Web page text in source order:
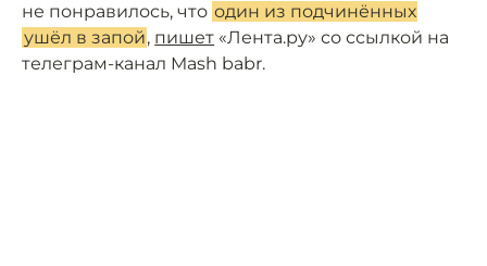
не понравилось, что один из подчинённых
ушёл в запой, пишет «Лента.ру» со ссылкой на
телеграм-канал Mash babr.